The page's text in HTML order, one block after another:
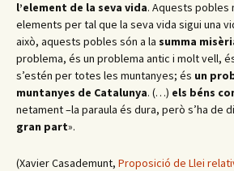
l’element de la seva vida. Aquests pobles
elements per tal que la seva vida sigui una
això, aquests pobles són a la summa
problema, és un problema antic i molt vell,
s’estén per totes les muntanyes; és un
muntanyes de Catalunya. (…) els béns
netament –la paraula és dura, però s’ha de
gran part».
(Xavier Casademunt, Proposició de Llei